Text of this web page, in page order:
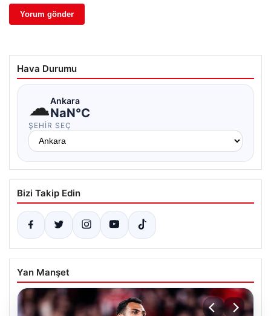
Hava Durumu
☁Ankara
NaN°C
ŞEHIR SEÇ
Bizi Takip Edin
Yan Manşet